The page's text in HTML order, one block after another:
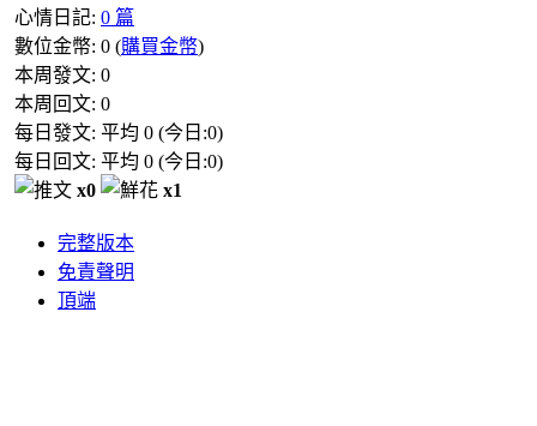
心情日記: 0 篇
數位金幣: 0 (購買金幣)
本周發文: 0
本周回文: 0
每日發文: 平均 0 (今日:0)
每日回文: 平均 0 (今日:0)
x0
x1
完整版本
免責聲明
頂端